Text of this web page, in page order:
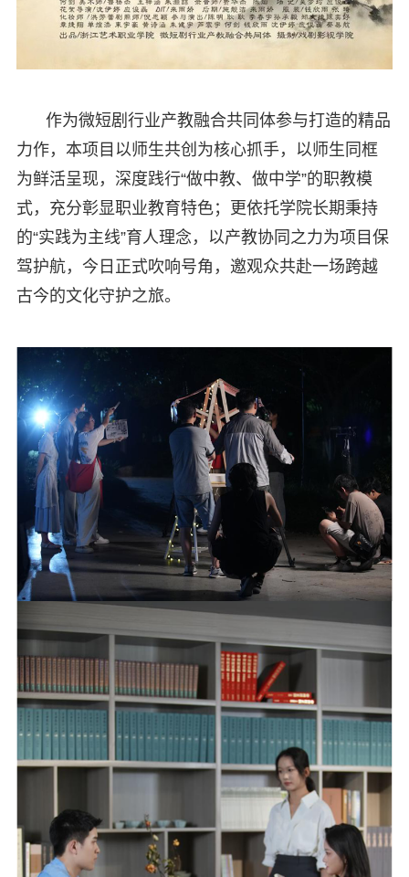
作为微短剧行业产教融合共同体参与打造的精品
力作，本项目以师生共创为核心抓手，以师生同框
为鲜活呈现，深度践行“做中教、做中学”的职教模
式，充分彰显职业教育特色；更依托学院长期秉持
的“实践为主线”育人理念，以产教协同之力为项目保
驾护航，今日正式吹响号角，邀观众共赴一场跨越
古今的文化守护之旅。